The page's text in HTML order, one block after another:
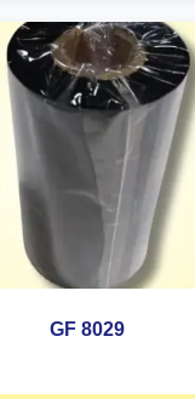
GF 8029